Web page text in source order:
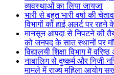
व्यवस्थाओं का लिया जायजा
भारी से बहुत भारी वर्षा की
विभागों को हाई अलर्ट पर रहने
मानसून आपदा से निपटने की
को जनपद के सात स्थानों पर
विद्यालयी शिक्षा विभाग में
नाबालिग से दुष्कर्म और निजी
मामले में राज्य महिला आयोग